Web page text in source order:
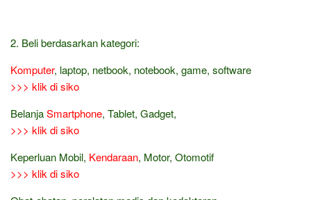
2. Beli berdasarkan kategori:
Komputer, laptop, netbook, notebook, game, software
>>> klik di siko
BelanjaSmartphone, Tablet, Gadget,
>>> klik di siko
Keperluan Mobil, Kendaraan, Motor, Otomotif
>>> klik di siko